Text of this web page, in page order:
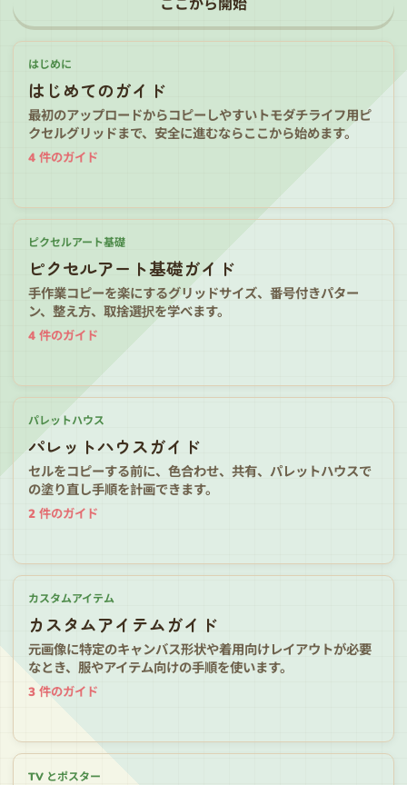
ここから開始
はじめに
はじめてのガイド
最初のアップロードからコピーしやすいトモダチライフ用ピ
クセルグリッドまで、安全に進むならここから始めます。
4 件のガイド
ピクセルアート基礎
ピクセルアート基礎ガイド
手作業コピーを楽にするグリッドサイズ、番号付きパター
ン、整え方、取捨選択を学べます。
4 件のガイド
パレットハウス
パレットハウスガイド
セルをコピーする前に、色合わせ、共有、パレットハウスで
の塗り直し手順を計画できます。
2 件のガイド
カスタムアイテム
カスタムアイテムガイド
元画像に特定のキャンバス形状や着用向けレイアウトが必要
なとき、服やアイテム向けの手順を使います。
3 件のガイド
TV とポスター